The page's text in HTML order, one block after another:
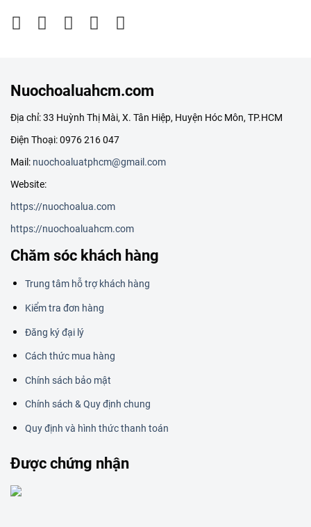
Nuochoaluahcm.com
Địa chỉ: 33 Huỳnh Thị Mài, X. Tân Hiệp, Huyện Hóc Môn, TP.HCM
Điện Thoại: 0976 216 047
Mail: nuochoaluatphcm@gmail.com
Website:
https://nuochoalua.com
https://nuochoaluahcm.com
Chăm sóc khách hàng
Trung tâm hỗ trợ khách hàng
Kiểm tra đơn hàng
Đăng ký đại lý
Cách thức mua hàng
Chính sách bảo mật
Chính sách & Quy định chung
Quy định và hình thức thanh toán
Được chứng nhận